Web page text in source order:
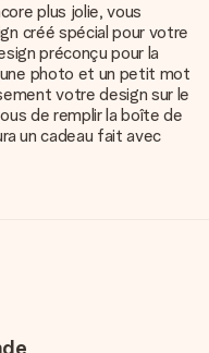
plus jolie, vous
créé spécial pour votre
préconçu pour la
photo et un petit mot
votre design sur le
de remplir la boîte de
un cadeau fait avec